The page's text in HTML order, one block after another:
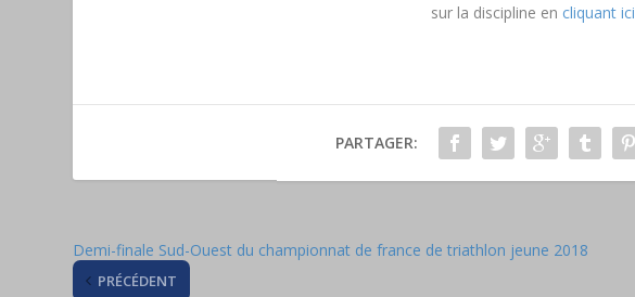
sur la discipline en cliquant ici
PARTAGER:
Demi-finale Sud-Ouest du championnat de france de triathlon jeune 2018
PRÉCÉDENT